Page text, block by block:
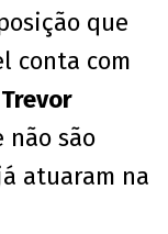
que
conta com
Trevor
não são
atuaram na